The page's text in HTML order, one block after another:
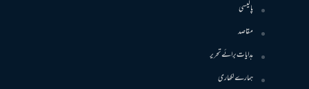
پالیسی
مقاصد
ہدایات برائے تحریر
ہمارے لکھاری